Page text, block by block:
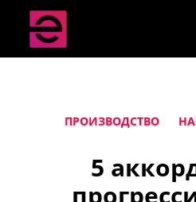
ПРОИЗВОДСТВО
5